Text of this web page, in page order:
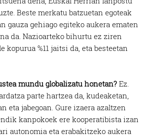
Beste merkatu batzuetan egoteak
gauza gehiago egiteko aukera ematen
da. Nazioarteko bihurtu ez ziren
kopurua %11 jaitsi da, eta besteetan
mundu globalizatu honetan? Ez.
parte hartzea da, kudeaketan,
eta jabegoan. Gure izaera azaltzen
kanpokoek ere kooperatibista izan
autonomia eta erabakitzeko aukera